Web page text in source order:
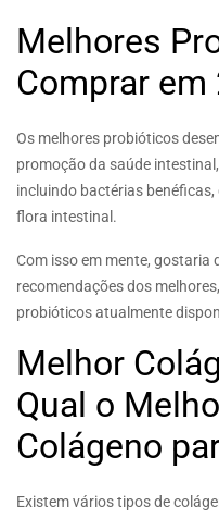
Melhores
Comprar em
Os melhores probióticos
promoção da saúde
incluindo bactérias
flora intestinal.
Com isso em mente, gostaria
recomendações dos
probióticos atualmente
Melhor
Qual o
Colágeno
Existem vários tipos de